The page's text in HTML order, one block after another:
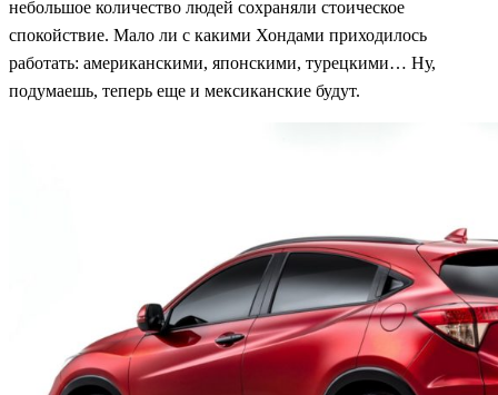
небольшое количество людей сохраняли стоическое
спокойствие. Мало ли с какими Хондами приходилось
работать: американскими, японскими, турецкими… Ну,
подумаешь, теперь еще и мексиканские будут.